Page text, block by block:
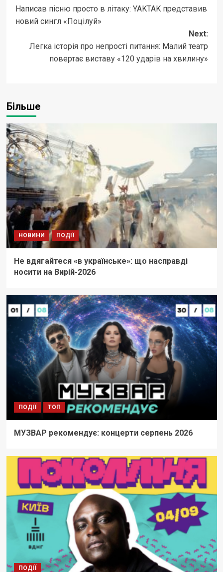
navigation
Написав пісню просто в літаку: YAKTAK представив
новий сингл «Поцілуй»
Next:
Легка історія про непрості питання: Малий театр
повертає виставу «120 ударів на хвилину»
Більше
НОВИНИ ПОДІЇ
Не вдягайтеся «в українське»: що насправді
носити на Вирій-2026
ПОДІЇ ТОП
МУЗВАР рекомендує: концерти серпень 2026
ПОДІЇ